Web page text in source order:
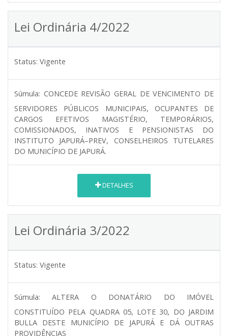
Lei Ordinária 4/2022
Status: Vigente
Súmula: CONCEDE REVISÃO GERAL DE VENCIMENTO DE
SERVIDORES PÚBLICOS MUNICIPAIS, OCUPANTES DE
CARGOS EFETIVOS MAGISTÉRIO, TEMPORÁRIOS,
COMISSIONADOS, INATIVOS E PENSIONISTAS DO
INSTITUTO JAPURÁ–PREV, CONSELHEIROS TUTELARES
DO MUNICÍPIO DE JAPURÁ.
DETALHES
Lei Ordinária 3/2022
Status: Vigente
Súmula:
ALTERA O DONATÁRIO DO IMÓVEL
CONSTITUÍDO PELA QUADRA 05, LOTE 30, DO JARDIM
BULLA DESTE MUNICÍPIO DE JAPURÁ E DÁ OUTRAS
PROVIDÊNCIAS